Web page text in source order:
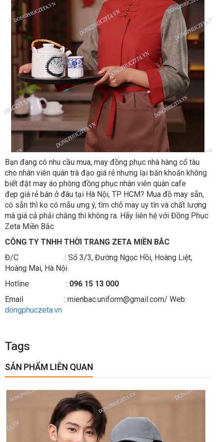
Bạn đang có nhu cầu mua, may đồng phục nhà hàng cổ tàu
cho nhân viên quán trà đạo giá rẻ nhưng lại băn khoăn không
biết đặt may áo phông đồng phục nhân viên quán cafe
đẹp giá rẻ bán ở đâu tại Hà Nội, TP HCM? Mua đồ may sẵn,
có sẵn thì ko có mẫu ưng ý, tìm chỗ may uy tín và chất lượng
mà giá cả phải chăng thì không ra. Hãy liên hệ với Đồng Phục
Zeta Miền Bắc
CÔNG TY TNHH THỜI TRANG ZETA MIỀN BẮC
Đ/C : Số 3/3, Đường Ngọc Hồi, Hoàng Liệt,
Hoàng Mai, Hà Nội
Hotline : 096 15 13 000
Email : mienbac.uniform@gmail.com/ Web:
dongphuczeta.vn
Tags
SẢN PHẨM LIÊN QUAN